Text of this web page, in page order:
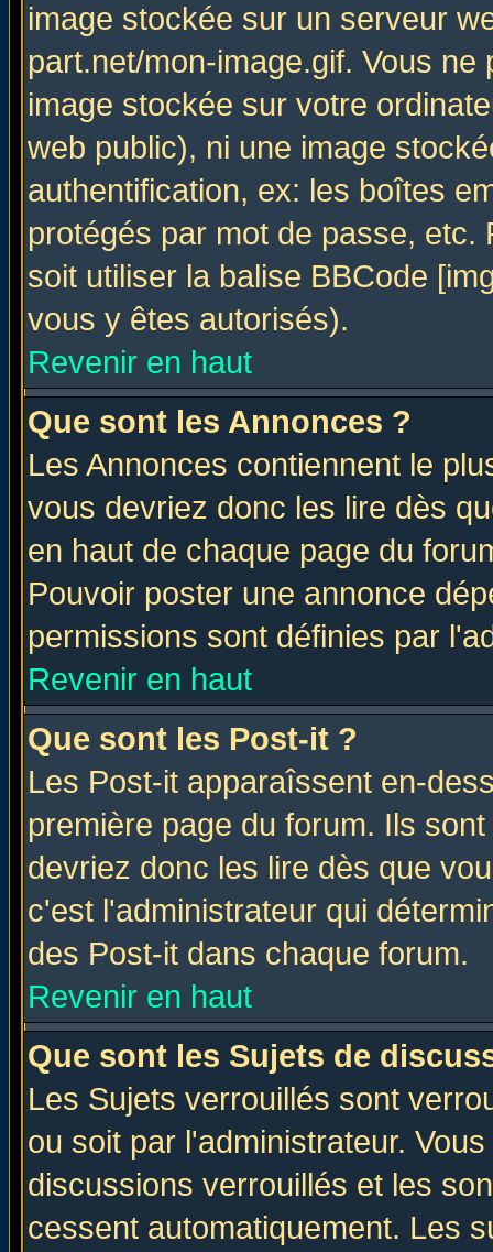
image stockée sur un serveur
part.net/mon-image.gif. Vous
image stockée sur votre
web public), ni une image
authentification, ex: les boîtes
protégés par mot de passe,
soit utiliser la balise BBCode
vous y êtes autorisés).
Revenir en haut
Que sont les Annonces ?
Les Annonces contiennent le
vous devriez donc les lire dès
en haut de chaque page du
Pouvoir poster une annonce
permissions sont définies par
Revenir en haut
Que sont les Post-it ?
Les Post-it apparaîssent en-
première page du forum. Ils
devriez donc les lire dès que
c'est l'administrateur qui
des Post-it dans chaque forum.
Revenir en haut
Que sont les Sujets de
Les Sujets verrouillés sont
ou soit par l'administrateur.
discussions verrouillés et les
cessent automatiquement. Les